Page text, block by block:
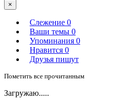
×
Слежение 0
Ваши темы 0
Упоминания 0
Нравится 0
Друзья пишут
Пометить все прочитанным
Загружаю.....